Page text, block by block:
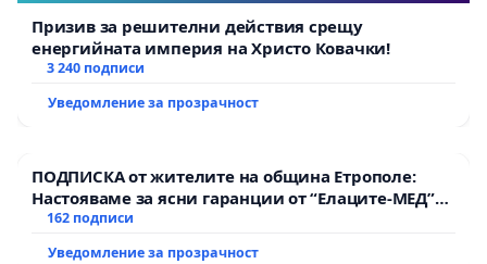
Призив за решителни действия срещу
енергийната империя на Христо Ковачки!
3 240 подписи
Уведомление за прозрачност
ПОДПИСКА от жителите на община Етрополе:
Настояваме за ясни гаранции от “Елаците-МЕД”
АД и от държавата, че ще се изпълнят всички
162 подписи
Уведомление за прозрачност